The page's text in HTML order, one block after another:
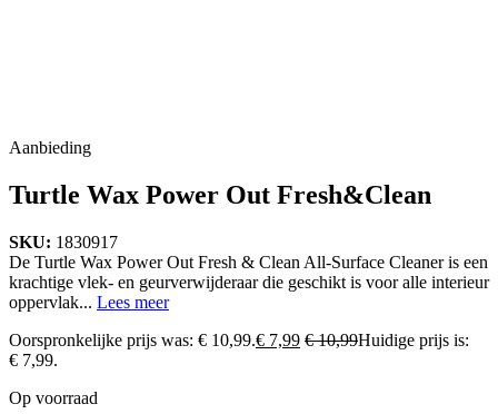
Aanbieding
Turtle Wax Power Out Fresh&Clean
SKU: 1830917
De Turtle Wax Power Out Fresh & Clean All-Surface Cleaner is een
krachtige vlek- en geurverwijderaar die geschikt is voor alle interieur
oppervlak... Lees meer
Oorspronkelijke prijs was: € 10,99.€ 7,99 €10,99Huidige prijs is:
€ 7,99.
Op voorraad